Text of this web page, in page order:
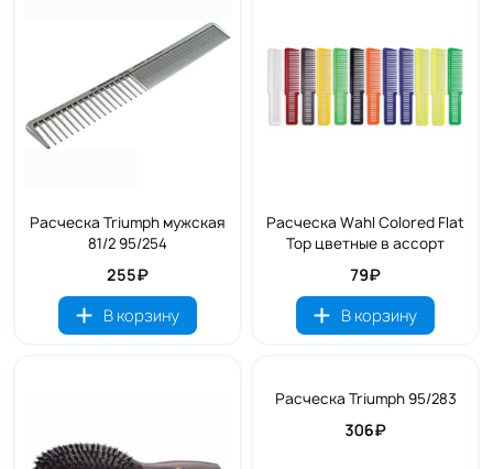
Расческа Triumph мужская
81/2 95/254
255₽
В корзину
Расческа Wahl Colored Flat
Top цветные в ассорт
79₽
В корзину
Расческа Triumph 95/283
306₽